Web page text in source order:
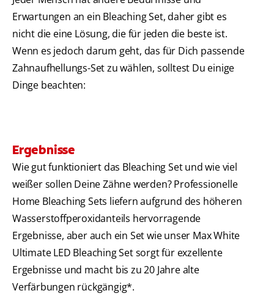
Erwartungen an ein Bleaching Set, daher gibt es
nicht die eine Lösung, die für jeden die beste ist.
Wenn es jedoch darum geht, das für Dich passende
Zahnaufhellungs-Set zu wählen, solltest Du einige
Dinge beachten:
Ergebnisse
Wie gut funktioniert das Bleaching Set und wie viel
weißer sollen Deine Zähne werden? Professionelle
Home Bleaching Sets liefern aufgrund des höheren
Wasserstoffperoxidanteils hervorragende
Ergebnisse, aber auch ein Set wie unser Max White
Ultimate LED Bleaching Set sorgt für exzellente
Ergebnisse und macht bis zu 20 Jahre alte
Verfärbungen rückgängig*.